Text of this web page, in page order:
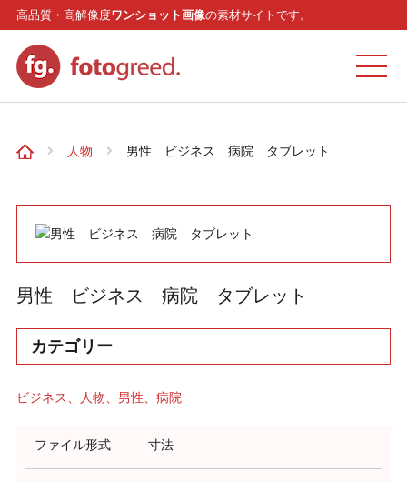
高品質・高解像度ワンショット画像の素材サイトです。
リクエスト
お問い合わせ
人物 男性 ビジネス 病院 タブレット
男性 ビジネス 病院 タブレット
カテゴリー
ビジネス 人物 男性 病院
ファイル形式 寸法